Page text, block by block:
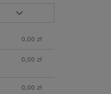
0,00 zł
0,00 zł
0,00 zł